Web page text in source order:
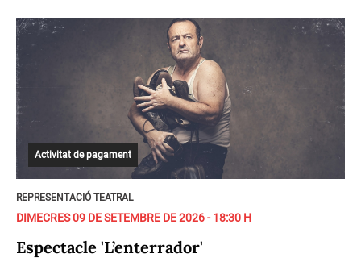
Activitat de pagament
REPRESENTACIÓ TEATRAL
DIMECRES 09 DE SETEMBRE DE 2026 - 18:30 H
Espectacle 'L’enterrador'